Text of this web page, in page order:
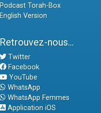
Podcast Torah-Box
English Version
Retrouvez-nous...
Twitter
Facebook
YouTube
WhatsApp
WhatsApp Femmes
Application iOS